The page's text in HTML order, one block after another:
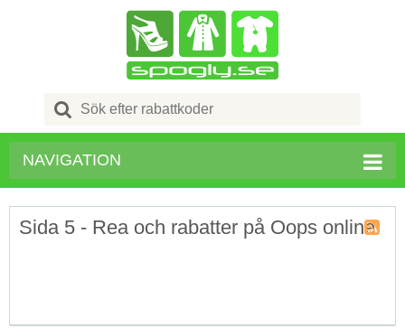
Search
for:
NAVIGATION
Sida 5 - Rea och rabatter på Oops online